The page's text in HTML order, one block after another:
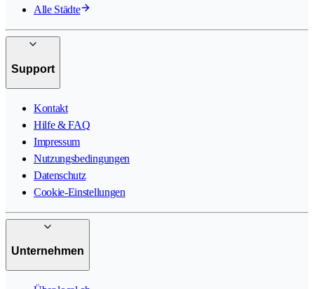
Alle Städte
Support
Kontakt
Hilfe & FAQ
Impressum
Nutzungsbedingungen
Datenschutz
Cookie-Einstellungen
Unternehmen